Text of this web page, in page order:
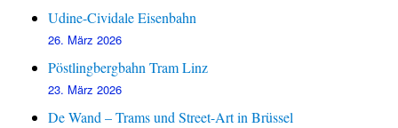
Udine-Cividale Eisenbahn
26. März 2026
Pöstlingbergbahn Tram Linz
23. März 2026
De Wand – Trams und Street-Art in Brüssel